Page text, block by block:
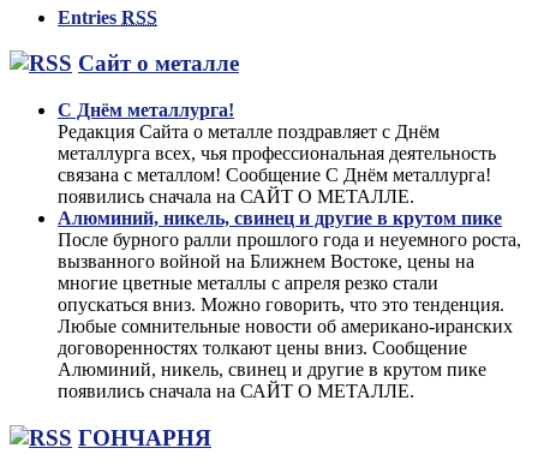
Entries RSS
Сайт о металле
С Днём металлурга!
Редакция Сайта о металле поздравляет с Днём
металлурга всех, чья профессиональная деятельность
связана с металлом! Сообщение С Днём металлурга!
появились сначала на САЙТ О МЕТАЛЛЕ.
Алюминий, никель, свинец и другие в крутом пике
После бурного ралли прошлого года и неуемного роста,
вызванного войной на Ближнем Востоке, цены на
многие цветные металлы с апреля резко стали
опускаться вниз. Можно говорить, что это тенденция.
Любые сомнительные новости об американо-иранских
договоренностях толкают цены вниз. Сообщение
Алюминий, никель, свинец и другие в крутом пике
появились сначала на САЙТ О МЕТАЛЛЕ.
ГОНЧАРНЯ